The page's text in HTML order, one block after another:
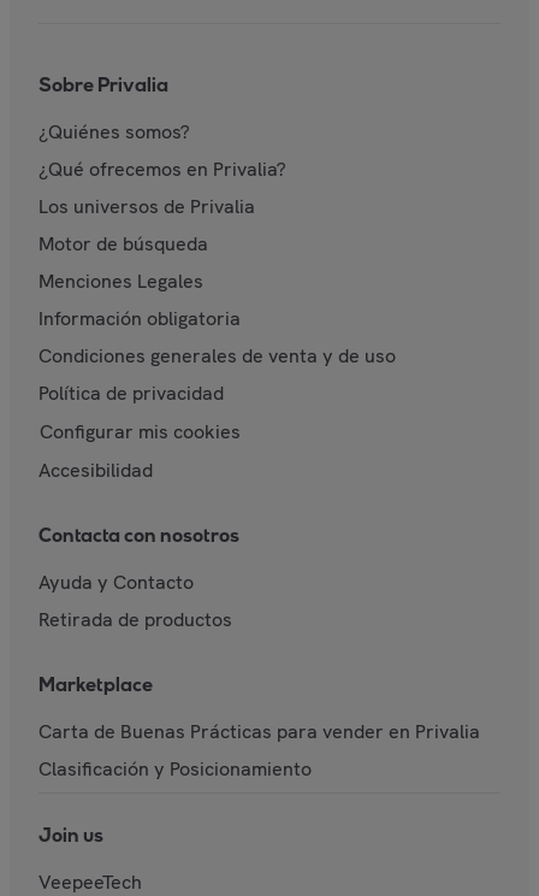
Sobre Privalia
¿Quiénes somos?
¿Qué ofrecemos en Privalia?
Los universos de Privalia
Motor de búsqueda
Menciones Legales
Información obligatoria
Condiciones generales de venta y de uso
Política de privacidad
Configurar mis cookies
Accesibilidad
Contacta con nosotros
Ayuda y Contacto
Retirada de productos
Marketplace
Carta de Buenas Prácticas para vender en Privalia
Clasificación y Posicionamiento
Join us
VeepeeTech